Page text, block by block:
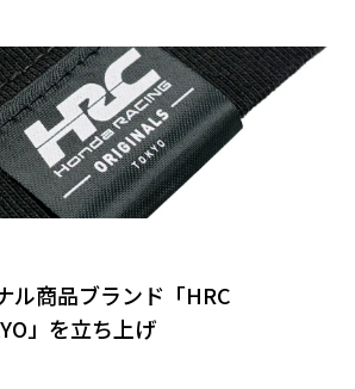
ル商品ブランド「HRC
」を立ち上げ